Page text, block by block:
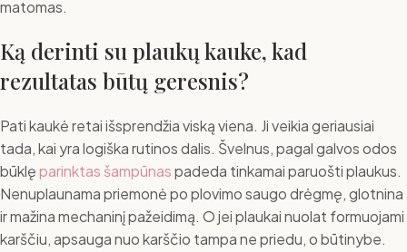
matomas.
Ką derinti su plaukų kauke, kad
rezultatas būtų geresnis?
Pati kaukė retai išsprendžia viską viena. Ji veikia geriausiai
tada, kai yra logiška rutinos dalis. Švelnus, pagal galvos odos
būklęparinktas šampūnaspadeda tinkamai paruošti plaukus.
Nenuplaunama priemonė po plovimo saugo drėgmę, glotnina
ir mažina mechaninį pažeidimą. O jei plaukai nuolat formuojami
karščiu, apsauga nuo karščio tampa ne priedu, o būtinybe.